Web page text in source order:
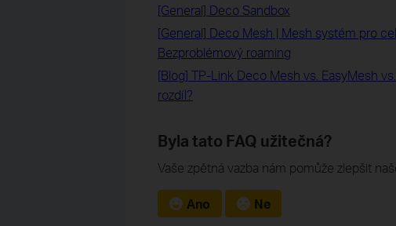
[General] Deco Sandbox
[General] Deco Mesh | Mesh systém pro
Bezproblémový roaming
[Blog] TP-Link Deco Mesh vs. EasyMesh
rozdíl?
Byla tato FAQ užitečná?
Vaše zpětná vazba nám pomůže zlepšit
Ano Ne